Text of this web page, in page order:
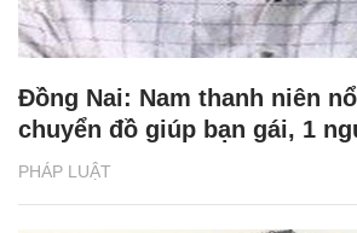
PHÁP LUẬT
Đồng Nai: Nam thanh niên
chuyển đồ giúp bạn gái, 1